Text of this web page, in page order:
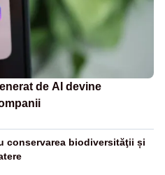
de AI devine
conservarea biodiversităţii și